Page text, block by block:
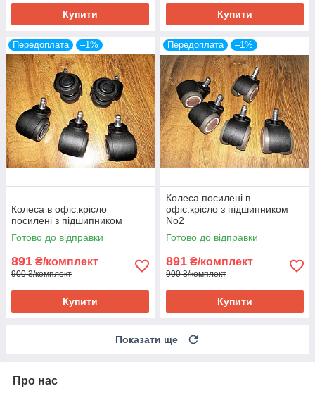
Купити Купити
Передоплата –1%
Колеса в офіс.крісло
посилені з підшипником
Готово до відправки
891 ₴/комплект
900 ₴/комплект
Купити
Передоплата –1%
Колеса посилені в
офіс.крісло з підшипником
No2
Готово до відправки
891 ₴/комплект
900 ₴/комплект
Купити
Показати ще
Про нас